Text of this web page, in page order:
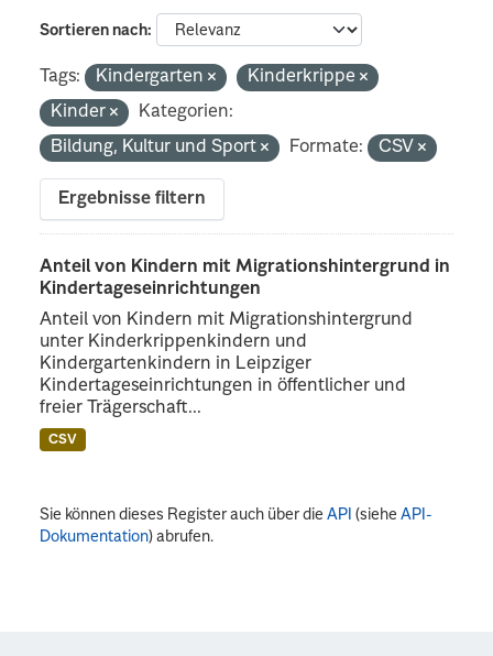
Sortieren nach
Tags: Kindergarten
Kinderkrippe
Kinder
Kategorien:
Bildung, Kultur und Sport
Formate: CSV
Ergebnisse filtern
Anteil von Kindern mit Migrationshintergrund in
Kindertageseinrichtungen
Anteil von Kindern mit Migrationshintergrund
unter Kinderkrippenkindern und
Kindergartenkindern in Leipziger
Kindertageseinrichtungen in öffentlicher und
freier Trägerschaft...
CSV
Sie können dieses Register auch über dieAPI (sieheAPI-
Dokumentation) abrufen.